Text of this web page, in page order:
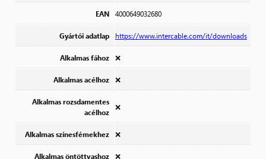
EAN 4000649032680
Gyártói adatlap https://www.intercable.com/it/downloads
Alkalmas fához ❌
Alkalmas acélhoz ❌
Alkalmas rozsdamentes
acélhoz
❌
Alkalmas színesfémekhez ❌
Alkalmas öntöttvashoz ❌